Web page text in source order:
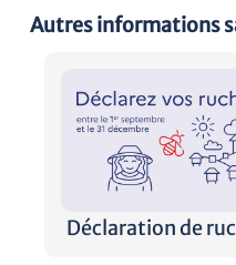
Autres informations
Déclaration de